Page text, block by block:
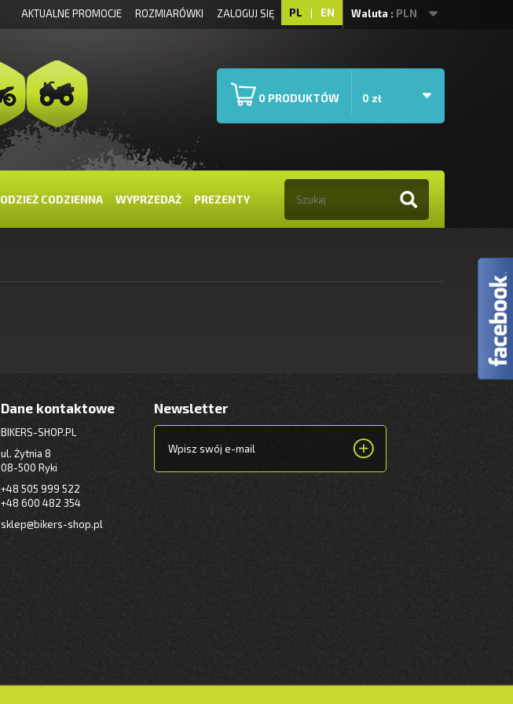
Waluta : PLN
PL | EN
ZALOGUJ SIĘ
ROZMIARÓWKI
AKTUALNE PROMOCJE
0 PRODUKTÓW 0 zł
ODZIEŻ CODZIENNA WYPRZEDAŻ PREZENTY
Dane kontaktowe
BIKERS-SHOP.PL
ul. Żytnia 8
08-500 Ryki
+48 505 999 522
+48 600 482 354
sklep@bikers-shop.pl
Newsletter